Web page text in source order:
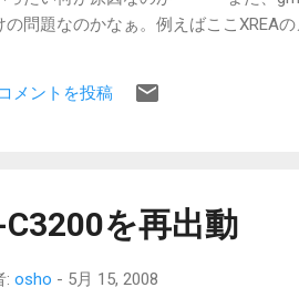
っても隣の人にやかましくない程度の
ばいいなぁ。 特に意味は無いエント
の問題なのかなぁ。例えばここXREA
が違うから、遅くなってしまうんでし
、ようやく思いつきました。まず前
メールフィルタを備えたgmailサーバ
策は、以下の通り。 ずるいよ。 受信
ガなど、出先で受信する必要のないも
コメントを投稿
C3200を再出動
: osho - 5月 15, 2008